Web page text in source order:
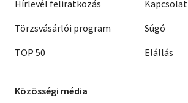
Hírlevél feliratkozás
Törzsvásárlói program
TOP 50
Kapcsolat
Súgó
Elállás
Közösségi média